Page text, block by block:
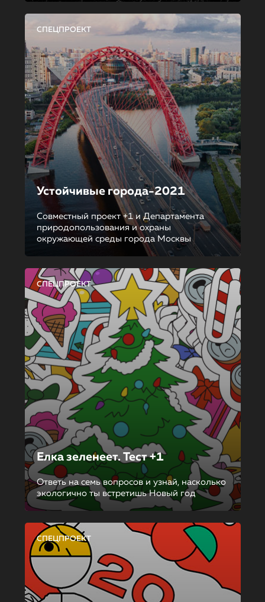
СПЕЦПРОЕКТ
Устойчивые города-2021
Совместный проект +1 и Департамента
природопользования и охраны
окружающей среды города Москвы
СПЕЦПРОЕКТ
Елка зеленеет. Тест +1
Ответь на семь вопросов и узнай, насколько
экологично ты встретишь Новый год
СПЕЦПРОЕКТ